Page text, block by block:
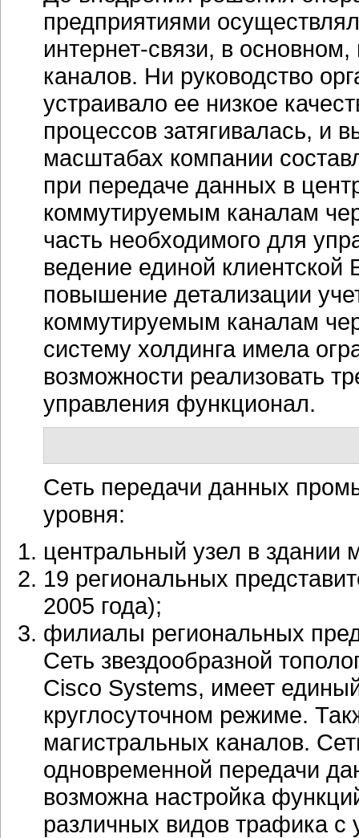
предприятиями
интернет-связи, в
каналов. Ни руководство
устраивало ее низкое
процессов затягивалась, и
масштабах компании
при передаче данных в
коммутируемым каналам
часть необходимого для
ведение единой
повышение детализации
коммутируемым каналам
систему холдинга имела
возможности реализовать
управления функционал.
Сеть передачи данных
уровня:
центральный узел в здании
19 региональных
2005 года);
филиалы региональных
Сеть звездообразной
Cisco Systems, имеет
круглосуточном режиме.
магистральных каналов.
одновременной передачи
возможна настройка
различных видов трафика с